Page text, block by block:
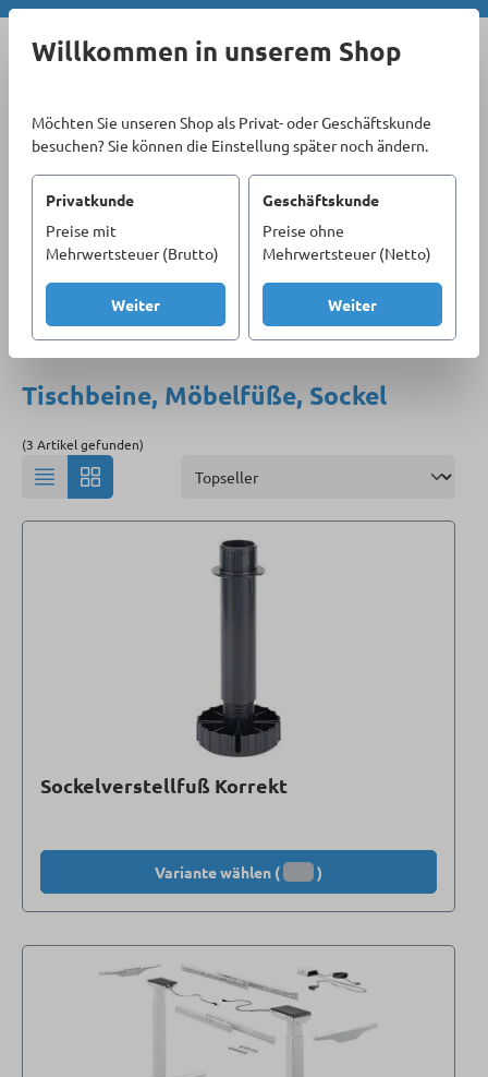
Zum Hauptinhalt springen
Willkommen in unserem Shop
Möchten Sie unseren Shop als Privat- oder Geschäftskunde
besuchen? Sie können die Einstellung später noch ändern.
Privatkunde
Preise mit
Mehrwertsteuer (Brutto)
Weiter
Geschäftskunde
Preise ohne
Mehrwertsteuer (Netto)
Weiter
Sortiment
Sicherheitstechnik & Beschläge
Möbelbeschläge
Tischbeine, Möbelfüße, Sockel
Tischbeine, Möbelfüße, Sockel
(3 Artikel gefunden)
Sockelverstellfuß Korrekt
Variante wählen ( )